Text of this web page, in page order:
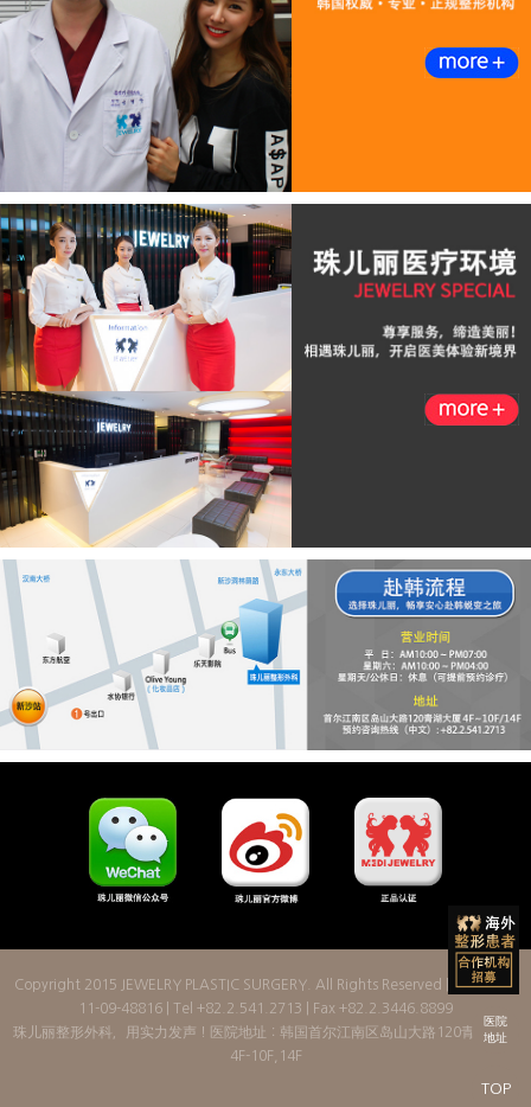
Copyright 2015 JEWELRY PLASTIC SURGERY . All Rights Reserved | License: 2
11-09-48816 | Tel +82.2.541.2713 | Fax +82.2.3446.8899
珠儿丽整形外科，用实力发声！医院地址：韩国首尔江南区岛山大路120青湖大厦
4F-10F,14F
医院
地址
TOP